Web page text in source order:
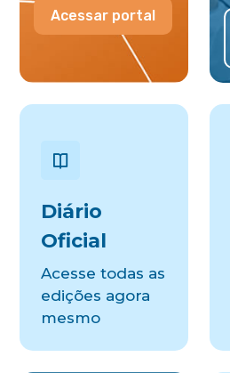
Acessar portal
Diário
Oficial
Acesse todas as
edições agora
mesmo